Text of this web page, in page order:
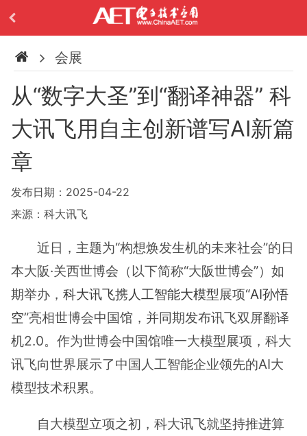
会展
从“数字大圣”到“翻译神器” 科
大讯飞用自主创新谱写AI新篇
章
发布日期：2025-04-22
来源：科大讯飞
近日，主题为“构想焕发生机的未来社会”的日
本大阪·关西世博会（以下简称“大阪世博会”）如
期举办， 科大讯飞携人工智能大模型展项“AI孙悟
空”亮相世博会中国馆，并同期发布讯飞双屏翻译
机2.0。作为世博会中国馆唯一大模型展项，科大
讯飞向世界展示了中国人工智能企业领先的AI大
模型技术积累。
自大模型立项之初，科大讯飞就坚持推进算